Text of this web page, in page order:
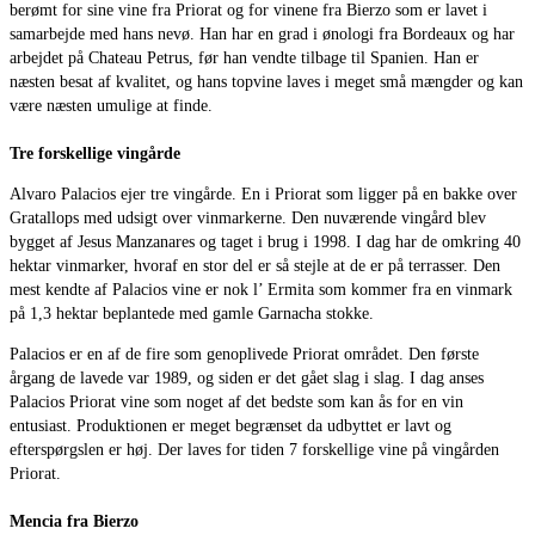
berømt for sine vine fra Priorat og for vinene fra Bierzo som er lavet i
samarbejde med hans nevø. Han har en grad i ønologi fra Bordeaux og har
arbejdet på Chateau Petrus, før han vendte tilbage til Spanien. Han er
næsten besat af kvalitet, og hans topvine laves i meget små mængder og kan
være næsten umulige at finde.
Tre forskellige vingårde
Alvaro Palacios ejer tre vingårde. En i Priorat som ligger på en bakke over
Gratallops med udsigt over vinmarkerne. Den nuværende vingård blev
bygget af Jesus Manzanares og taget i brug i 1998. I dag har de omkring 40
hektar vinmarker, hvoraf en stor del er så stejle at de er på terrasser. Den
mest kendte af Palacios vine er nok l’ Ermita som kommer fra en vinmark
på 1,3 hektar beplantede med gamle Garnacha stokke.
Palacios er en af de fire som genoplivede Priorat området. Den første
årgang de lavede var 1989, og siden er det gået slag i slag. I dag anses
Palacios Priorat vine som noget af det bedste som kan ås for en vin
entusiast. Produktionen er meget begrænset da udbyttet er lavt og
efterspørgslen er høj. Der laves for tiden 7 forskellige vine på vingården
Priorat.
Mencia fra Bierzo